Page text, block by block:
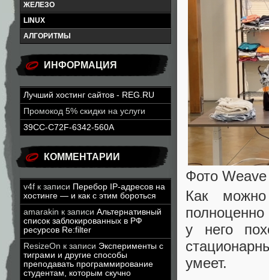
ЖЕЛЕЗО
LINUX
АЛГОРИТМЫ
ИНФОРМАЦИЯ
Лучший хостинг сайтов - REG.RU
Промокод 5% скидки на услуги
39CC-C72F-6342-560A
КОММЕНТАРИИ
v4f к записи Перебор IP-адресов на
хостинге — и как с этим бороться
amarakin к записи Альтернативный
список заблокированных в РФ
ресурсов Re:filter
ResizeOn к записи Эксперименты с
тиграми и другие способы
преподавать программирование
студентам, которым скучно
Фото
Как
у него
умеет.